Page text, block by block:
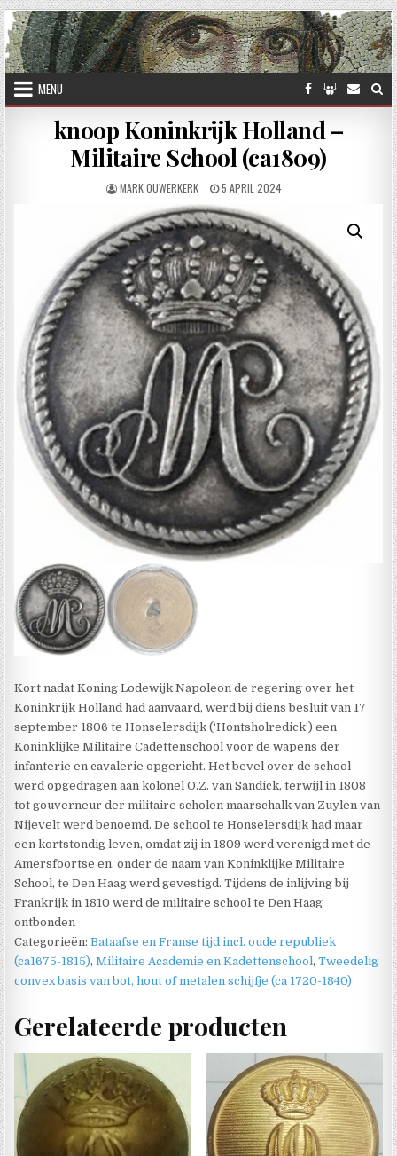
Skip to content
MENU
knoop Koninkrijk Holland –
Militaire School (ca1809)
AUTHOR:
MARK OUWERKERK PUBLISHED DATE:
5 APRIL 2024
Kort nadat Koning Lodewijk Napoleon de regering over het
Koninkrijk Holland had aanvaard, werd bij diens besluit van 17
september 1806 te Honselersdijk (‘Hontsholredick’) een
Koninklijke Militaire Cadettenschool voor de wapens der
infanterie en cavalerie opgericht. Het bevel over de school
werd opgedragen aan kolonel O.Z. van Sandick, terwijl in 1808
tot gouverneur der militaire scholen maarschalk van Zuylen van
Nijevelt werd benoemd. De school te Honselersdijk had maar
een kortstondig leven, omdat zij in 1809 werd verenigd met de
Amersfoortse en, onder de naam van Koninklijke Militaire
School, te Den Haag werd gevestigd. Tijdens de inlijving bij
Frankrijk in 1810 werd de militaire school te Den Haag
ontbonden
Categorieën:Bataafse en Franse tijd incl. oude republiek
(ca1675-1815),Militaire Academie en Kadettenschool,Tweedelig
convex basis van bot, hout of metalen schijfje (ca 1720-1840)
Gerelateerde producten